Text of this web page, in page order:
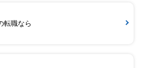
転職なら